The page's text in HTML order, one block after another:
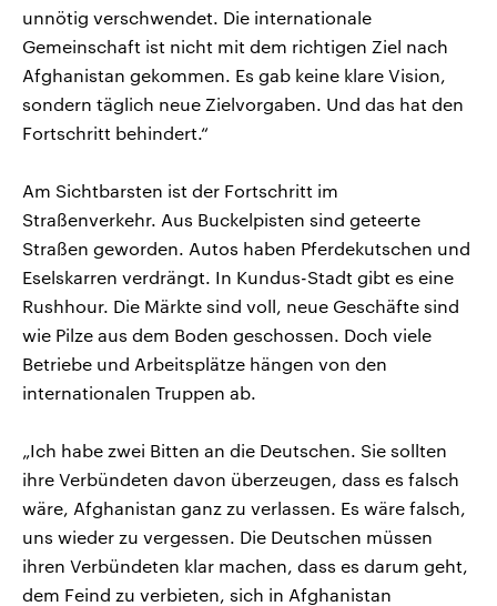
unnötig verschwendet. Die internationale
Gemeinschaft ist nicht mit dem richtigen Ziel nach
Afghanistan gekommen. Es gab keine klare Vision,
sondern täglich neue Zielvorgaben. Und das hat den
Fortschritt behindert.“
Am Sichtbarsten ist der Fortschritt im
Straßenverkehr. Aus Buckelpisten sind geteerte
Straßen geworden. Autos haben Pferdekutschen und
Eselskarren verdrängt. In Kundus-Stadt gibt es eine
Rushhour. Die Märkte sind voll, neue Geschäfte sind
wie Pilze aus dem Boden geschossen. Doch viele
Betriebe und Arbeitsplätze hängen von den
internationalen Truppen ab.
„Ich habe zwei Bitten an die Deutschen. Sie sollten
ihre Verbündeten davon überzeugen, dass es falsch
wäre, Afghanistan ganz zu verlassen. Es wäre falsch,
uns wieder zu vergessen. Die Deutschen müssen
ihren Verbündeten klar machen, dass es darum geht,
dem Feind zu verbieten, sich in Afghanistan